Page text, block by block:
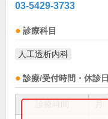
03-5429-3733
診療科目
人工透析内科
診療/受付時間・休診日